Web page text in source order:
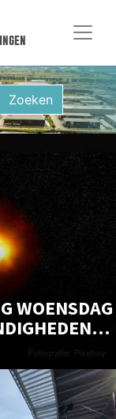
Zoeken
WOENSDAG